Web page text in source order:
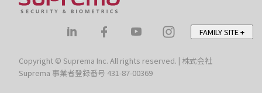
FAMILY SITE+
Copyright © Suprema Inc. All rights reserved. | 株式会社
Suprema 事業者登録番号 431-87-00369